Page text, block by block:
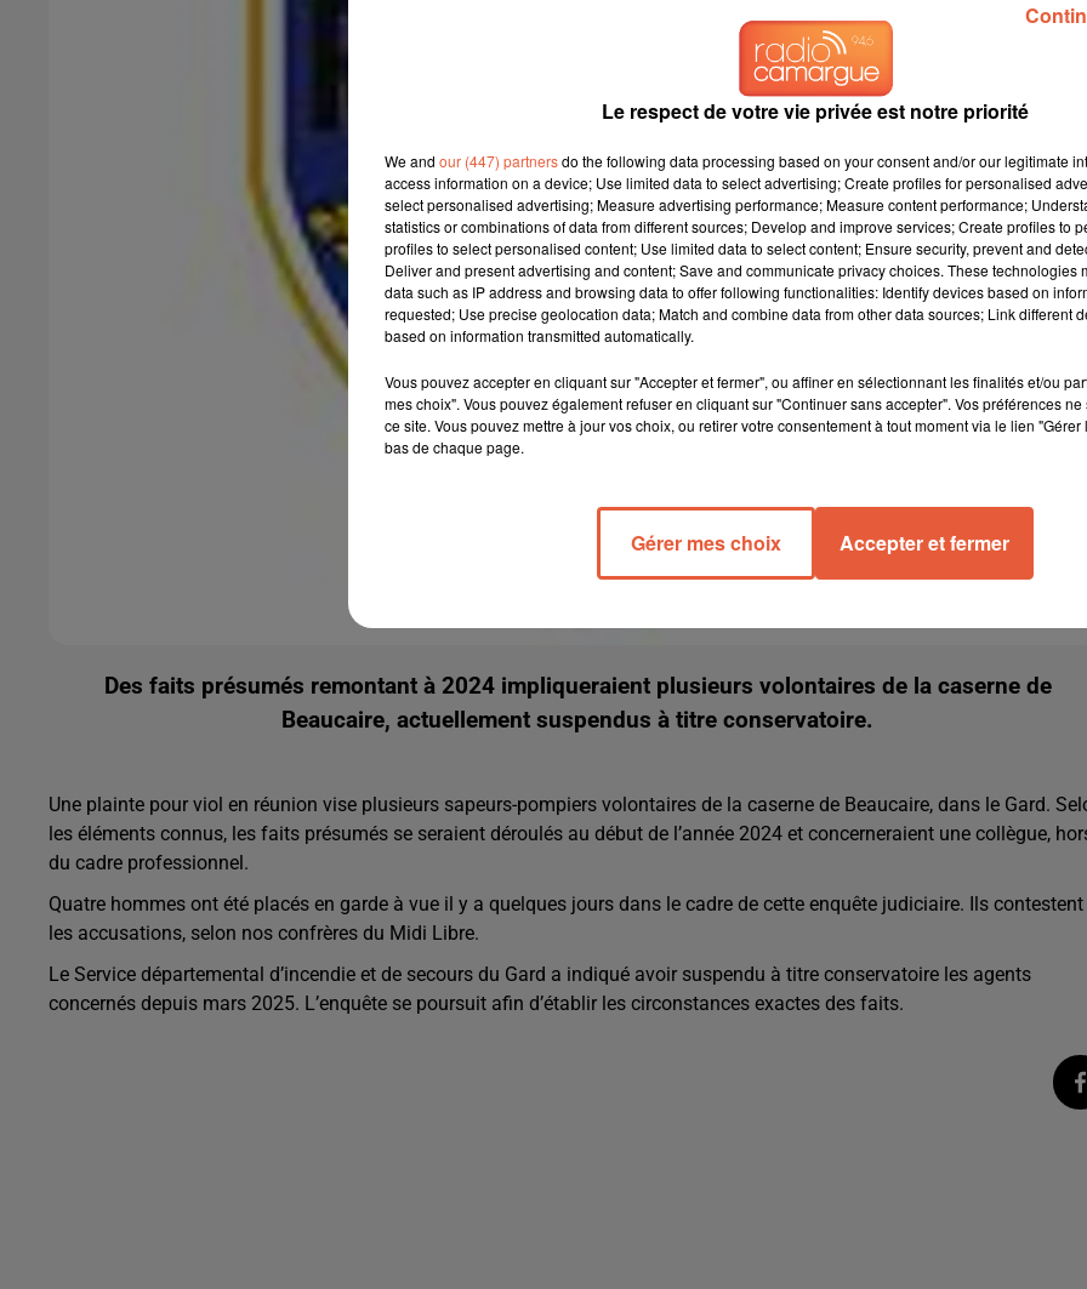
Des faits présumés remontant à 2024 impliqueraient plusieurs volontaires de la caserne de
Beaucaire, actuellement suspendus à titre conservatoire.
Une plainte pour viol en réunion vise plusieurs sapeurs-pompiers volontaires de la caserne de Beaucaire, dans le Gard.
les éléments connus, les faits présumés se seraient déroulés au début de l’année 2024 et concerneraient une collègue,
du cadre professionnel.
Quatre hommes ont été placés en garde à vue il y a quelques jours dans le cadre de cette enquête judiciaire. Ils contestent
les accusations, selon nos confrères du Midi Libre.
Le Service départemental d’incendie et de secours du Gard a indiqué avoir suspendu à titre conservatoire les agents
concernés depuis mars 2025. L’enquête se poursuit afin d’établir les circonstances exactes des faits.
Le respect de votre vie privée est notre priorité
We and our (447) partnersdo the following data processing based on your consent and/or our legitimate
access information on a device; Use limited data to select advertising; Create profiles for personalised
select personalised advertising; Measure advertising performance; Measure content performance;
statistics or combinations of data from different sources; Develop and improve services; Create profiles to
profiles to select personalised content; Use limited data to select content; Ensure security, prevent and
Deliver and present advertising and content; Save and communicate privacy choices. These technologies
data such as IP address and browsing data to offer following functionalities: Identify devices based on
requested; Use precise geolocation data; Match and combine data from other data sources; Link different
based on information transmitted automatically.
Vous pouvez accepter en cliquant sur "Accepter et fermer", ou affiner en sélectionnant les finalités et/ou
mes choix". Vous pouvez également refuser en cliquant sur "Continuer sans accepter". Vos préférences
ce site. Vous pouvez mettre à jour vos choix, ou retirer votre consentement à tout moment via le lien
bas de chaque page.
Gérer mes choix Accepter et fermer